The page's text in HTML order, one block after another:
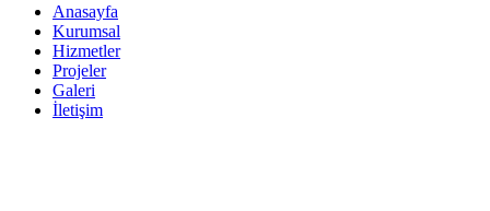
Anasayfa
Kurumsal
Hizmetler
Projeler
Galeri
İletişim